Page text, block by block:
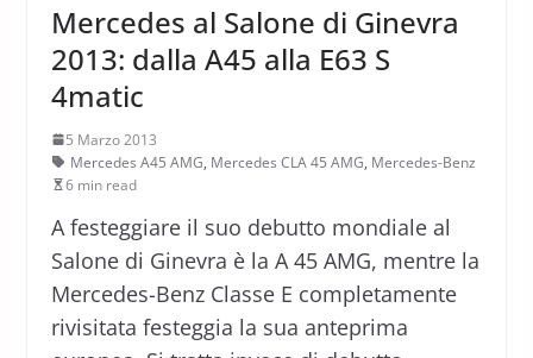
Mercedes al Salone di Ginevra
2013: dalla A45 alla E63 S
4matic
5 Marzo 2013
Mercedes A45 AMG, Mercedes CLA 45 AMG, Mercedes-Benz
6 min read
A festeggiare il suo debutto mondiale al
Salone di Ginevra è la A 45 AMG, mentre la
Mercedes-Benz Classe E completamente
rivisitata festeggia la sua anteprima